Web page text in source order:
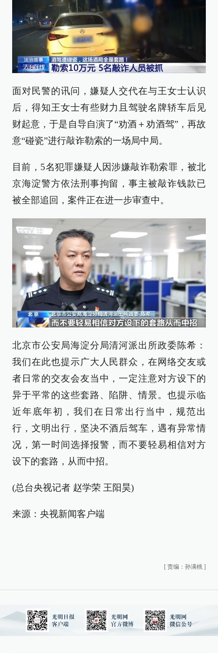
面对民警的讯问，嫌疑人交代在与王女士认识
后，得知王女士有些财力且驾驶名牌轿车后见
财起意，于是自导自演了“劝酒＋劝酒驾”，再故
意“碰瓷”进行敲诈勒索的一场局中局。
目前，5名犯罪嫌疑人因涉嫌敲诈勒索罪，被北
京海淀警方依法刑事拘留，事主被敲诈钱款已
被全部追回，案件正在进一步审查中。
北京市公安局海淀分局清河派出所政委陈希：
我们在此也提示广大人民群众，在网络交友或
者日常的交友会友当中，一定注意对方设下的
异于平常的这些套路、陷阱、情景。也提示临
近年底年初，我们在日常出行当中，规范出
行，文明出行，坚决不酒后驾车，遇有异常情
况，第一时间选择报警，而不要轻易相信对方
设下的套路，从而中招。
(总台央视记者 赵学荣 王阳昊)
来源：央视新闻客户端
[ 责编：孙满桃 ]